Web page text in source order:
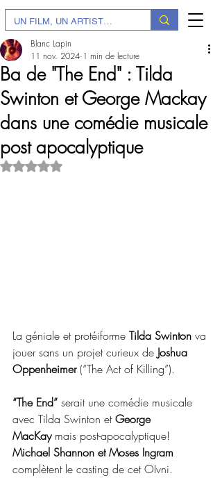
Ba de "The End" : Tilda
Swinton et George Mackay
dans une comédie musicale
post apocalyptique
Blanc Lapin
11 nov. 2024 1 min de lecture
Noté NaN étoiles sur 5.
La géniale et protéiforme Tilda Swinton va
jouer sans un projet curieux de Joshua
Oppenheimer (“The Act of Killing”).
“The End” serait une comédie musicale
avec Tilda Swinton et George
MacKay mais post-apocalyptique!
Michael Shannon et Moses Ingram
complètent le casting de cet OIvni.